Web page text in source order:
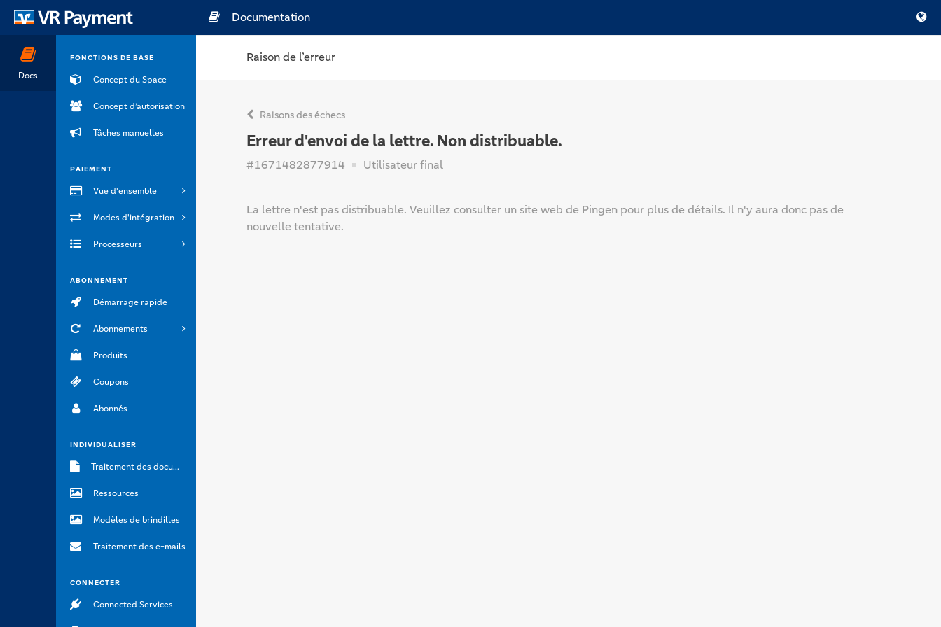
Docs
FONCTIONS DE BASE
Concept du Space
Concept d’autorisation
Tâches manuelles
PAIEMENT
Vue d'ensemble
Modes d'intégration
Processeurs
ABONNEMENT
Démarrage rapide
Abonnements
Produits
Coupons
Abonnés
INDIVIDUALISER
Traitement des documents
Ressources
Modèles de brindilles
Traitement des e-mails
CONNECTER
Connected Services
Documentation
Raison de l’erreur
Raisons des échecs
Erreur d'envoi de la lettre. Non distribuable.
#1671482877914 Utilisateur final
La lettre n'est pas distribuable. Veuillez consulter un site web de Pingen pour plus de détails. Il n'y aura donc pas de
nouvelle tentative.